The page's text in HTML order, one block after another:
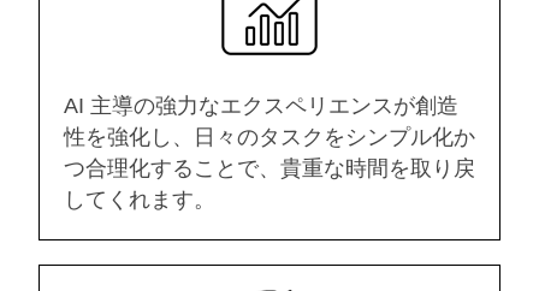
AI 主導の強力なエクスペリエンスが創造
性を強化し、日々のタスクをシンプル化か
つ合理化することで、貴重な時間を取り戻
してくれます。